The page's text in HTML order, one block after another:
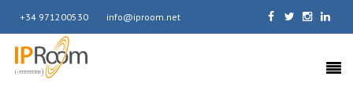
+34 971200530 info@iproom.net